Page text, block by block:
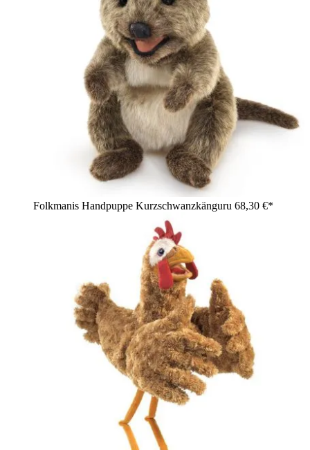
Folkmanis Handpuppe Kurzschwanzkänguru 68,30 €*